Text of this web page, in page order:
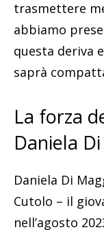
trasmettere
abbiamo
questa deriva
saprà
La forza
Daniela
Daniela Di
Cutolo – il
nell’agosto